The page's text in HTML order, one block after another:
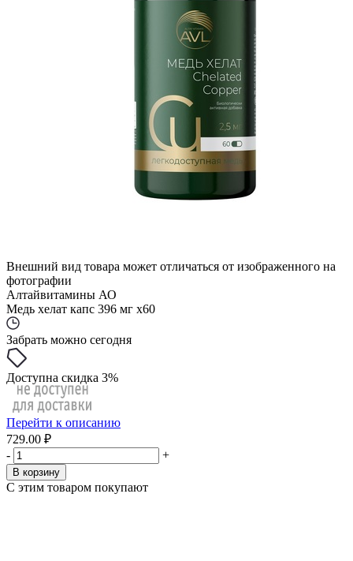
Внешний вид товара может отличаться от изображенного на
фотографии
Алтайвитамины АО
Медь хелат капс 396 мг x60
Забрать можно сегодня
Доступна скидка 3%
Перейти к описанию
729.00 ₽
-
+
В корзину
С этим товаром покупают